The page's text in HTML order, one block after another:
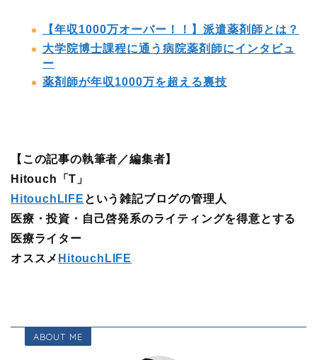
【年収1000万オーバー！！】派遣薬剤師とは？
大学院博士課程に通う病院薬剤師にインタビュ
ー
薬剤師が年収1000万を超える裏技
【この記事の執筆者／編集者】
Hitouch「T」
HitouchLIFE という雑記ブログの管理人
医療・投資・自己啓発系のライティングを得意とする
医療ライター
オススメ HitouchLIFE
ABOUT ME